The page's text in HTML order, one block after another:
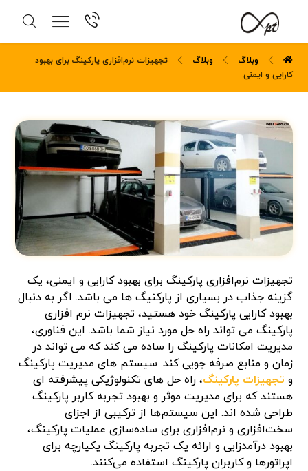
وبلاگ وبلاگ
تجهیزات نرم‌افزاری پارکینگ برای بهبود
کارایی و ایمنی
تجهیزات نرم‌افزاری پارکینگ برای بهبود کارایی و ایمنی، یک
گزینه جذاب در بسیاری از پارکنیگ ها می باشد. اگر به دنبال
بهبود کارایی پارکینگ خود هستید، تجهیزات نرم افزاری
پارکینگ می تواند راه حل مورد نیاز شما باشد. این فناوری،
مدیریت امکانات پارکینگ را ساده می کند که می تواند در
زمان و منابع صرفه جویی کند. سیستم های مدیریت پارکینگ
و تجهیزات پارکینگ، راه حل های تکنولوژیکی پیشرفته ای
هستند که برای مدیریت موثر و بهبود تجربه کاربر پارکینگ
طراحی شده اند. این سیستم‌ها از ترکیبی از اجزای
سخت‌افزاری و نرم‌افزاری برای ساده‌سازی عملیات پارکینگ،
بهبود درآمدزایی و ارائه یک تجربه پارکینگ یکپارچه برای
اپراتورها و کاربران پارکینگ استفاده می‌کنند.